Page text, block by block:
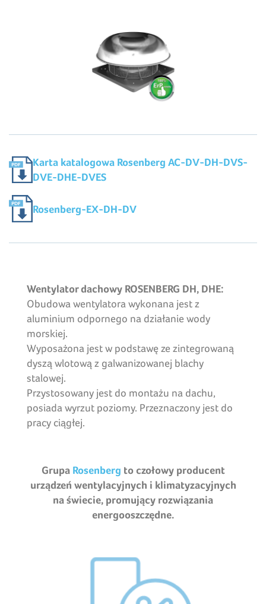
Karta katalogowa Rosenberg AC-DV-DH-DVS-
DVE-DHE-DVES
Rosenberg-EX-DH-DV
Wentylator dachowy ROSENBERG DH, DHE:
Obudowa wentylatora wykonana jest z
aluminium odpornego na działanie wody
morskiej.
Wyposażona jest w podstawę ze zintegrowaną
dyszą wlotową z galwanizowanej blachy
stalowej.
Przystosowany jest do montażu na dachu,
posiada wyrzut poziomy. Przeznaczony jest do
pracy ciągłej.
Grupa Rosenberg to czołowy producent
urządzeń wentylacyjnych i klimatyzacyjnych
na świecie, promujący rozwiązania
energooszczędne.